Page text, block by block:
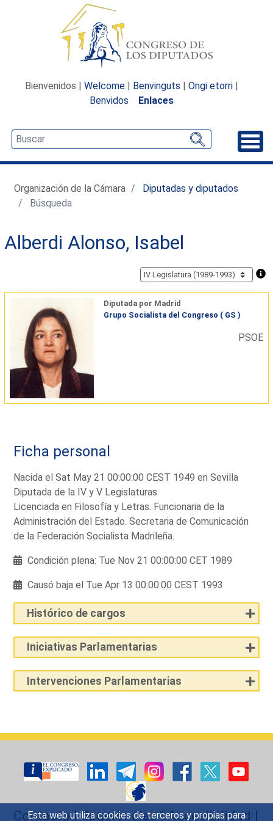
Esta web utiliza cookies de terceros y propias para
Bienvenidos | Welcome | Benvinguts | Ongi etorri |
Benvidos
Enlaces
Organización de la Cámara
Diputadas y diputados
Búsqueda
Alberdi Alonso, Isabel
Diputada por Madrid
Grupo Socialista del Congreso ( GS )
PSOE
Ficha personal
Nacida el Sat May 21 00:00:00 CEST 1949 en Sevilla
Diputada de la IV y V Legislaturas
Licenciada en Filosofía y Letras. Funcionaria de la
Administración del Estado. Secretaria de Comunicación
de la Federación Socialista Madrileña.
Condición plena: Tue Nov 21 00:00:00 CET 1989
Causó baja el Tue Apr 13 00:00:00 CEST 1993
Histórico de cargos
Iniciativas Parlamentarias
Intervenciones Parlamentarias
Contacto|Sugerencias|Accesibilidad |